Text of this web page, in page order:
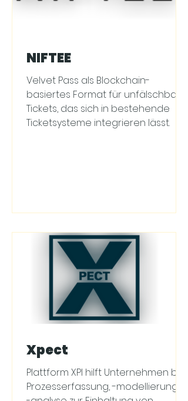
NIFTEE
Velvet Pass als Blockchain-
basiertes Format für unfälschbare
Tickets, das sich in bestehende
Ticketsysteme integrieren lässt.
Xpect
Plattform XPI hilft Unternehmen bei
Prozesserfassung, -modellierung &